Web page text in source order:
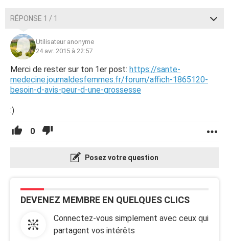
RÉPONSE 1 / 1
Utilisateur anonyme
24 avr. 2015 à 22:57
Merci de rester sur ton 1er post: https://sante-
medecine.journaldesfemmes.fr/forum/affich-1865120-
besoin-d-avis-peur-d-une-grossesse
:)
0
Posez votre question
DEVENEZ MEMBRE EN QUELQUES CLICS
Connectez-vous simplement avec ceux qui
partagent vos intérêts